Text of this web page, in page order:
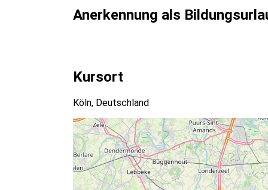
Anerkennung als
Kursort
Köln, Deutschland